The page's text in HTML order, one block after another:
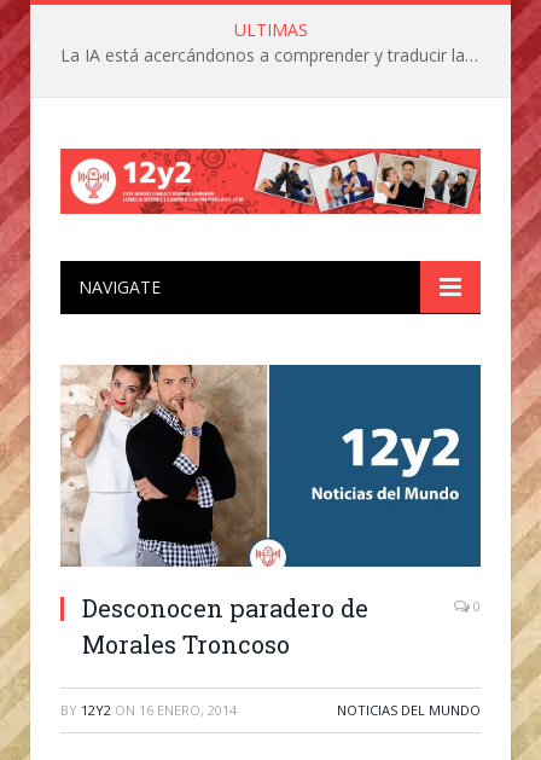
ULTIMAS
La IA está acercándonos a comprender y traducir las vocalizaciones y comportamientos de nuestras mascotas
NAVIGATE
Desconocen paradero de
Morales Troncoso
0
BY 12Y2 ON 16 ENERO, 2014 NOTICIAS DEL MUNDO